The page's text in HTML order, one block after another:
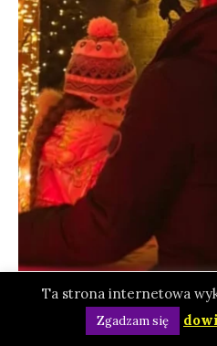
Ta strona internetowa
Zgadzam się